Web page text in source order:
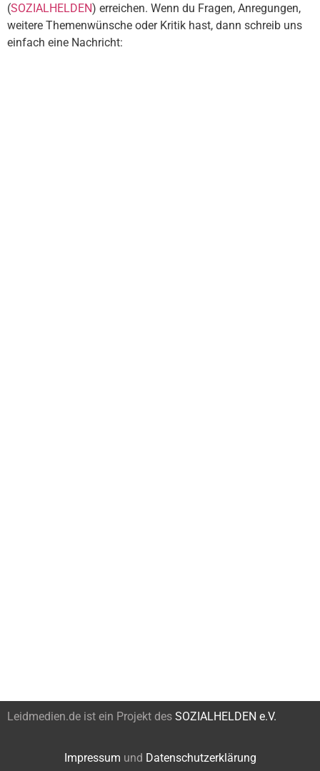
(SOZIALHELDEN) erreichen. Wenn du Fragen, Anregungen,
weitere Themenwünsche oder Kritik hast, dann schreib uns
einfach eine Nachricht:
Leidmedien.de ist ein Projekt des SOZIALHELDEN e.V.
Impressum und Datenschutzerklärung